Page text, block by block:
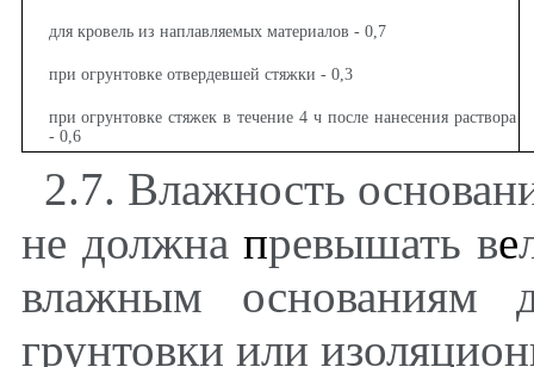
для кровель из наплавляемых материалов - 0,7
при огрунтовке отвердевшей стяжки - 0,3
при огрунтовке стяжек в течение 4 ч после нанесения раствора
- 0,6
2.7. Влажность
не должна превышать ве
влажным основаниям
грунтовки или